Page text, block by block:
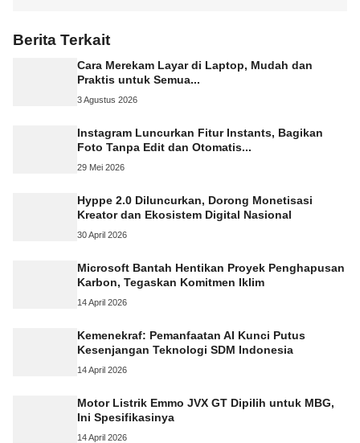
Berita Terkait
Cara Merekam Layar di Laptop, Mudah dan
Praktis untuk Semua...
3 Agustus 2026
Instagram Luncurkan Fitur Instants, Bagikan
Foto Tanpa Edit dan Otomatis...
29 Mei 2026
Hyppe 2.0 Diluncurkan, Dorong Monetisasi
Kreator dan Ekosistem Digital Nasional
30 April 2026
Microsoft Bantah Hentikan Proyek Penghapusan
Karbon, Tegaskan Komitmen Iklim
14 April 2026
Kemenekraf: Pemanfaatan AI Kunci Putus
Kesenjangan Teknologi SDM Indonesia
14 April 2026
Motor Listrik Emmo JVX GT Dipilih untuk MBG,
Ini Spesifikasinya
14 April 2026